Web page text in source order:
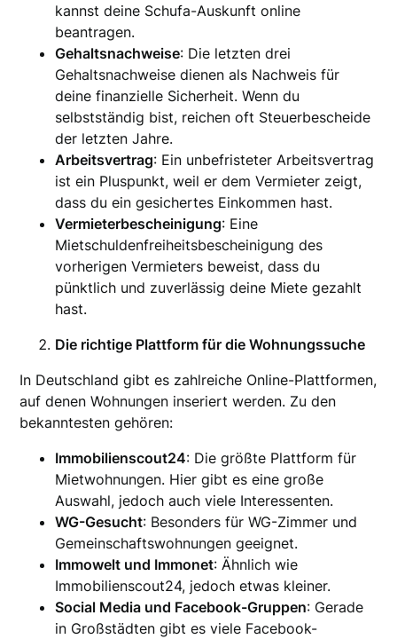
kannst deine Schufa-Auskunft online
beantragen.
Gehaltsnachweise: Die letzten drei
Gehaltsnachweise dienen als Nachweis für
deine finanzielle Sicherheit. Wenn du
selbstständig bist, reichen oft Steuerbescheide
der letzten Jahre.
Arbeitsvertrag: Ein unbefristeter Arbeitsvertrag
ist ein Pluspunkt, weil er dem Vermieter zeigt,
dass du ein gesichertes Einkommen hast.
Vermieterbescheinigung: Eine
Mietschuldenfreiheitsbescheinigung des
vorherigen Vermieters beweist, dass du
pünktlich und zuverlässig deine Miete gezahlt
hast.
Die richtige Plattform für die Wohnungssuche
In Deutschland gibt es zahlreiche Online-Plattformen,
auf denen Wohnungen inseriert werden. Zu den
bekanntesten gehören:
Immobilienscout24: Die größte Plattform für
Mietwohnungen. Hier gibt es eine große
Auswahl, jedoch auch viele Interessenten.
WG-Gesucht: Besonders für WG-Zimmer und
Gemeinschaftswohnungen geeignet.
Immowelt und Immonet: Ähnlich wie
Immobilienscout24, jedoch etwas kleiner.
Social Media und Facebook-Gruppen: Gerade
in Großstädten gibt es viele Facebook-